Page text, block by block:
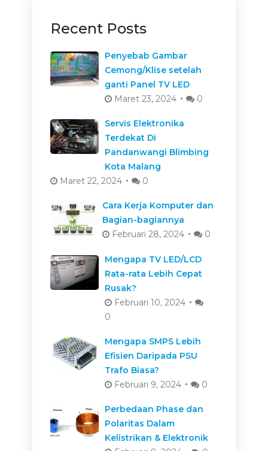
Recent Posts
Penyebab Gambar
Cemong/Klise setelah
ganti Panel TV LED
Maret 23, 2024
0
Servis Elektronika
Terdekat Di
Pandanwangi Blimbing
Kota Malang
Maret 22, 2024
0
Cara Kerja Komputer dan
Bagian-bagiannya
Februari 28, 2024
0
Mengapa TV LED/LCD
Rata-rata Lebih Cepat
Rusak?
Februari 10, 2024
0
Mengapa SMPS Lebih
Efisien Daripada PSU
Trafo Biasa?
Februari 9, 2024
0
Perbedaan Phase dan
Polaritas Dalam
Kelistrikan & Elektronik